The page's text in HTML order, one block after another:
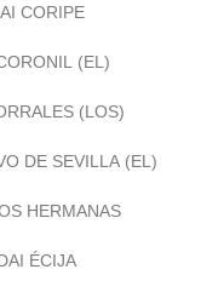
CORIPE
(EL)
(LOS)
DE SEVILLA (EL)
HERMANAS
ÉCIJA